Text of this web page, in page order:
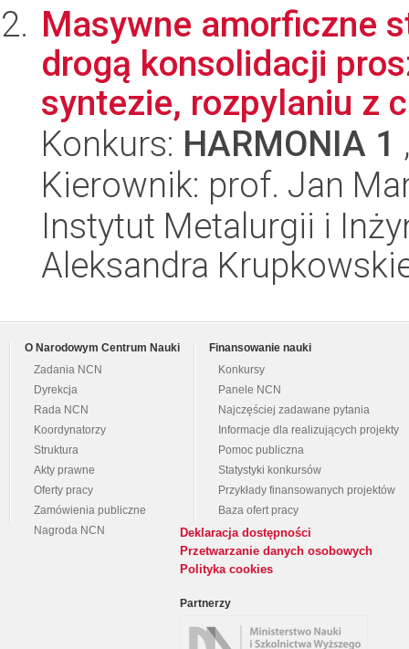
Masywne amorficzne
drogą konsolidacji
syntezie, rozpylaniu z
Konkurs: HARMONIA 1
Kierownik: prof. Jan
Instytut Metalurgii i
Aleksandra
O Narodowym Centrum Nauki
Zadania NCN
Dyrekcja
Rada NCN
Koordynatorzy
Struktura
Akty prawne
Oferty pracy
Zamówienia publiczne
Nagroda NCN
Finansowanie nauki
Konkursy
Panele NCN
Najczęściej zadawane pytania
Informacje dla realizujących projekty
Pomoc publiczna
Statystyki konkursów
Przykłady finansowanych projektów
Baza ofert pracy
Deklaracja dostępności
Przetwarzanie danych osobowych
Polityka cookies
Partnerzy